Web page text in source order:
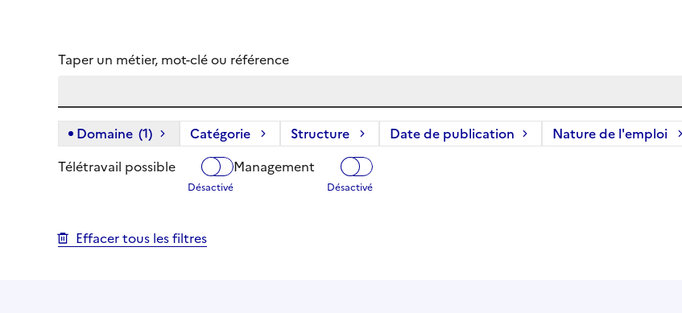
Taper un métier, mot-clé ou référence
Domaine (1) (1 filtre actif) :
Catégorie Structure Date de publication Nature de l'emploi
Télétravail possible
Management
Effacer tous les filtres